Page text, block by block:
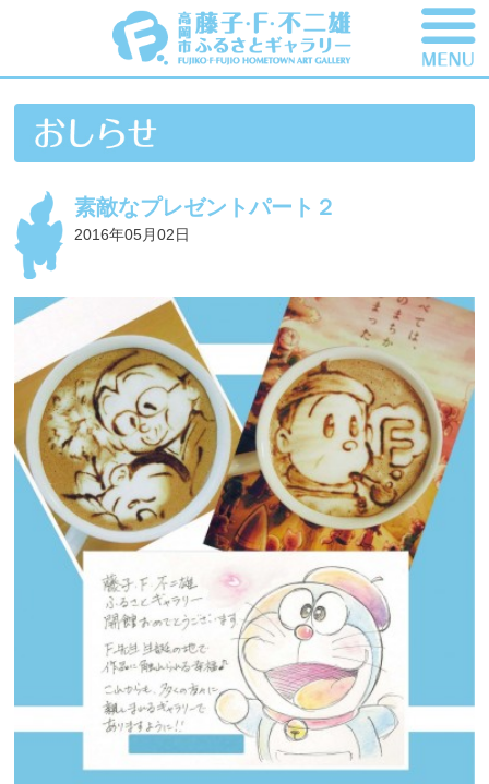
素敵なプレゼントパート２
2016年05月02日